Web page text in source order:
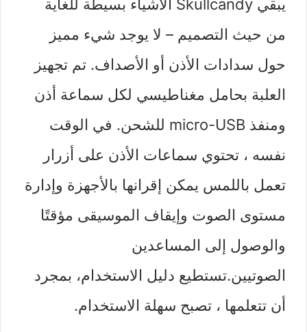
يبقي Skullcandy الأشياء بسيطة للغاية
من حيث التصميم – لا يوجد شيء مميز
حول سدادات الأذن أو الأصداف. تم تجهيز
العلبة بحامل مغناطيسي لكل سماعة أذن
ومنفذ micro-USB للشحن. في الوقت
نفسه ، تحتوي سماعات الأذن على أزرار
تعمل باللمس يمكن إقرانها بالأجهزة وإدارة
مستوى الصوت وإيقاف الموسيقى مؤقتًا
والوصول إلى المساعدين
الصوتيين.تستطيع دليل الاستخدام، بمجرد
أن تتعلمها ، تصبح سهلة الاستخدام.